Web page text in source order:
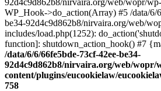
WP_Hook->do_action(Array) #5 /data/6/
be34-92d4c9d862b8/nirvaira.org/web/
includes/load.php(1252):
function]: shutdown_action_hook() #7
/data/6/6/66fe5bde-73cf-42ee-be34-
92d4c9d862b8/nirvaira.org/web/wopr/
content/plugins/eucookielaw/
758